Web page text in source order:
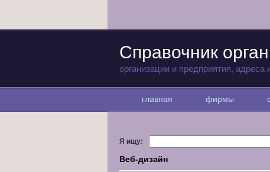
Справочник
организации и предприятия,
главная фирмы
Я ищу:
Веб-дизайн